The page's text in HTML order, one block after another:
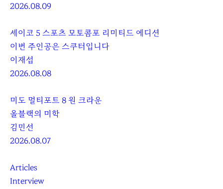
2026.08.09
세이코 5 스포츠 모토콤포 리미티드 에디션
이번 주인공은 스쿠터입니다
이재섭
2026.08.08
미도 멀티포트 8 원 크라운
올블랙의 미학
김민선
2026.08.07
Articles
Interview